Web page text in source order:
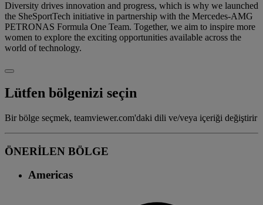
Diversity drives innovation and progress, which is why we launched
the SheSportTech initiative in partnership with the Mercedes-AMG
PETRONAS Formula One Team. Together, we aim to inspire more
women to explore the exciting opportunities available across the
world of technology.
Lütfen bölgenizi seçin
Bir bölge seçmek, teamviewer.com'daki dili ve/veya içeriği değiştirir
ÖNERİLEN BÖLGE
Americas